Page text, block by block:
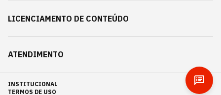
LICENCIAMENTO DE CONTEÚDO
ATENDIMENTO
INSTITUCIONAL
TERMOS DE USO